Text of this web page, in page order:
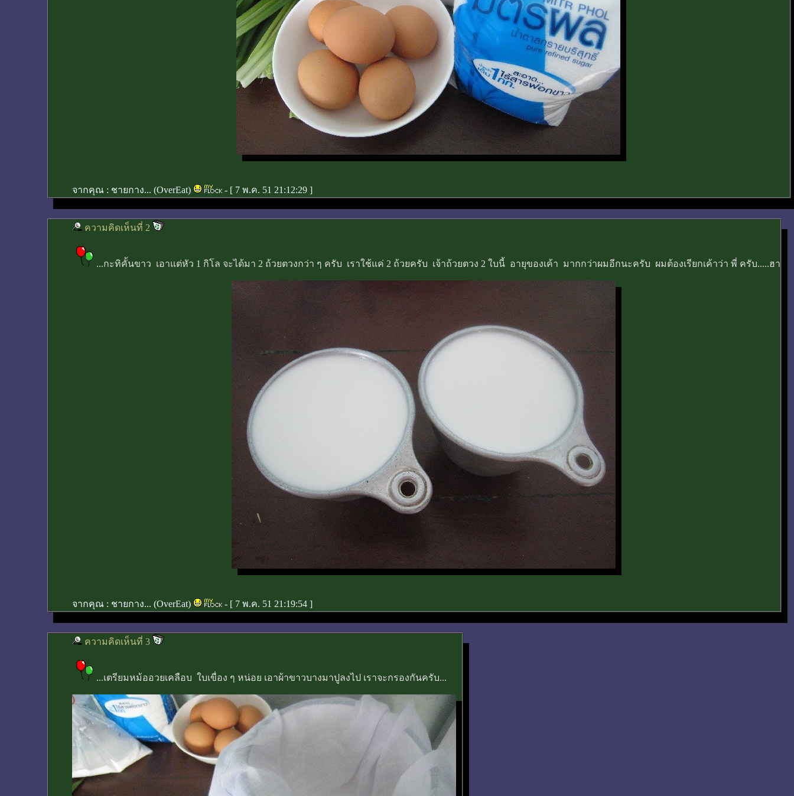
จากคุณ : ชายกาง... (OverEat) - [ 7 พ.ค. 51 21:12:29 ]
ความคิดเห็นที่ 2
...กะทิคั้นขาว เอาแต่หัว 1 กิโล จะได้มา 2 ถ้วยตวงกว่า ๆ ครับ เราใช้แค่ 2 ถ้วยครับ เจ้าถ้วยตวง 2 ใบนี้ อายุของเค้า มากกว่าผมอีกนะครับ ผมต้องเรียกเค้าว่า พี่ ครับ.....ฮา
จากคุณ : ชายกาง... (OverEat) - [ 7 พ.ค. 51 21:19:54 ]
ความคิดเห็นที่ 3
...เตรียมหม้ออวยเคลือบ ใบเขื่อง ๆ หน่อย เอาผ้าขาวบางมาปูลงไป เราจะกรองกันครับ...